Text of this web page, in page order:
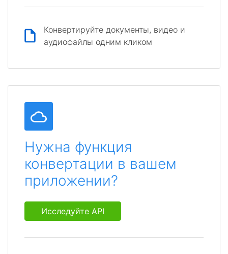
Конвертируйте документы, видео и
аудиофайлы одним кликом
Нужна функция
конвертации в вашем
приложении?
Исследуйте API